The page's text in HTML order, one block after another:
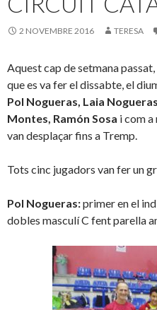
2 NOVEMBRE 2016 TERESA
Aquest cap de setmana
que es va fer el dissabte, el
Pol Nogueras, Laia
Montes, Ramón Sosa i com
van desplaçar fins a Tremp.
Tots cinc jugadors van fer un
Pol Nogueras:primer en el
dobles masculí C fent parella